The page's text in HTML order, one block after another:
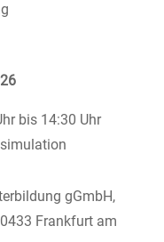
bis 14:30 Uhr
gGmbH,
Frankfurt am